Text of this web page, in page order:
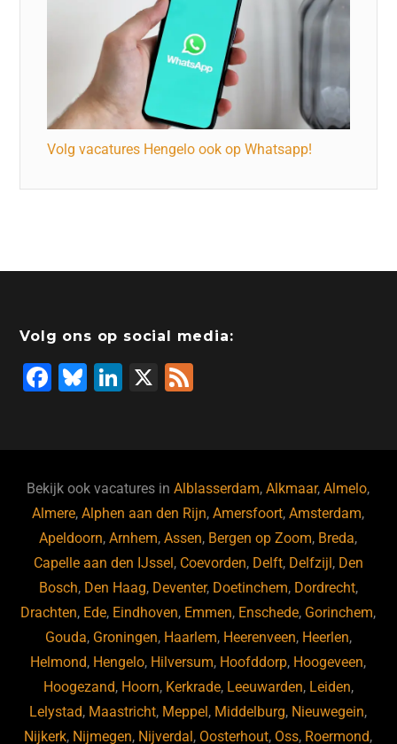
Volg vacatures Hengelo ook op Whatsapp!
Volg ons op social media:
F
b
o
o
k
Bl
ky
Li
dI
n
X
Bekijk ook vacatures inAlblasserdam,Alkmaar,Almelo,
Almere,Alphen aan den Rijn,Amersfoort,Amsterdam,
Apeldoorn,Arnhem,Assen, Bergen op Zoom, Breda,
Capelle aan den IJssel, Coevorden, Delft, Delfzijl, Den
Bosch, Den Haag, Deventer, Doetinchem, Dordrecht,
Drachten, Ede, Eindhoven, Emmen, Enschede, Gorinchem,
Gouda, Groningen, Haarlem, Heerenveen, Heerlen,
Helmond, Hengelo, Hilversum, Hoofddorp, Hoogeveen,
Hoogezand, Hoorn, Kerkrade, Leeuwarden, Leiden,
Lelystad, Maastricht, Meppel, Middelburg, Nieuwegein,
Nijkerk, Nijmegen, Nijverdal, Oosterhout, Oss, Roermond,